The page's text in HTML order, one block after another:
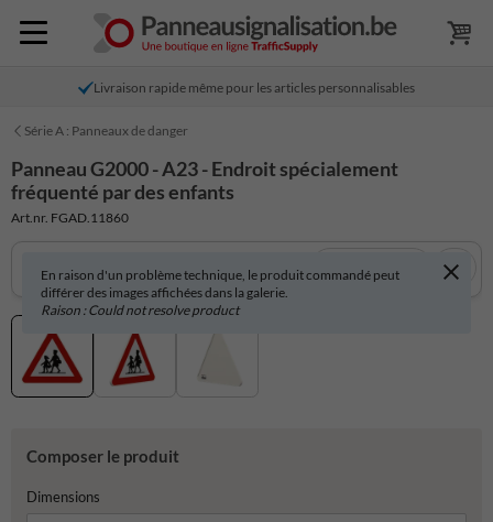
Livraison rapide même pour les articles personnalisables
Série A : Panneaux de danger
Panneau G2000 - A23 - Endroit spécialement
fréquenté par des enfants
Art.nr. FGAD.11860
En raison d'un problème technique, le produit commandé peut
différer des images affichées dans la galerie.
Raison : Could not resolve product
Voir en 3D
Composer le produit
Dimensions